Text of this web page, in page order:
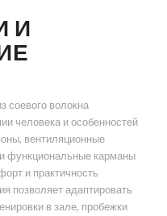
И
соевого волокна
человека и особенностей
вентиляционные
функциональные карманы
и практичность
позволяет адаптировать
в зале, пробежки